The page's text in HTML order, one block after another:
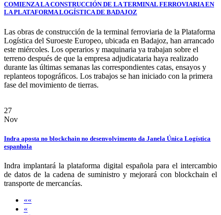
COMIENZA LA CONSTRUCCIÓN DE LA TERMINAL FERROVIARIA EN
LA PLATAFORMA LOGÍSTICA DE BADAJOZ
Las obras de construcción de la terminal ferroviaria de la Plataforma
Logística del Suroeste Europeo, ubicada en Badajoz, han arrancado
este miércoles. Los operarios y maquinaria ya trabajan sobre el
terreno después de que la empresa adjudicataria haya realizado
durante las últimas semanas las correspondientes catas, ensayos y
replanteos topográficos. Los trabajos se han iniciado con la primera
fase del movimiento de tierras.
27
Nov
Indra aposta no blockchain no desenvolvimento da Janela Única Logística
espanhola
Indra implantará la plataforma digital española para el intercambio
de datos de la cadena de suministro y mejorará con blockchain el
transporte de mercancías.
««
«